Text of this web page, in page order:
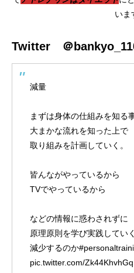
いま
Twitter ＠
減量
まずは身体の仕組みを知る
大まかな流れを知った上で
取り組みを計画していく。
皆んながやっているから
TVでやっているから
などの情報に惑わされずに
原理原則を学び実践していく
減少するのか
pic.twitter.com/Zk44KhvhGq